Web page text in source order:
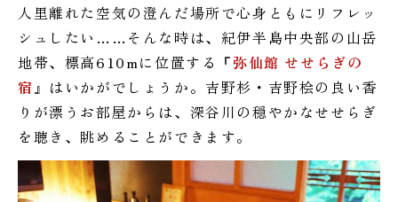
人里離れた空気の澄んだ場所で心身ともにリフレッ
シュしたい……そんな時は、紀伊半島中央部の山岳
地帯、標高610mに位置する『弥仙館 せせらぎの
宿』はいかがでしょうか。吉野杉・吉野桧の良い香
りが漂うお部屋からは、深谷川の穏やかなせせらぎ
を聴き、眺めることができます。